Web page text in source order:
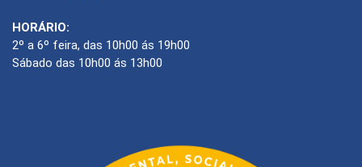
HORÁRIO:
2º a 6º feira, das 10h00 ás 19h00
Sábado das 10h00 ás 13h00